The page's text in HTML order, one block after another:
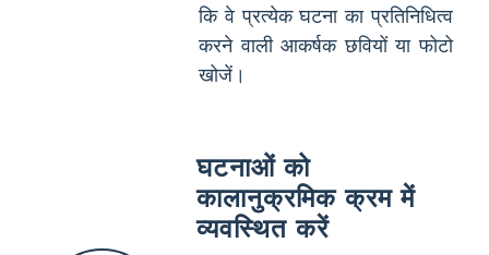
कि वे प्रत्येक घटना का प्रतिनिधित्व
करने वाली आकर्षक छवियों या फोटो
खोजें।
घटनाओं को
कालानुक्रमिक क्रम में
व्यवस्थित करें